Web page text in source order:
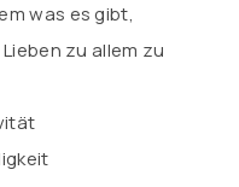
was es gibt,
zu allem zu